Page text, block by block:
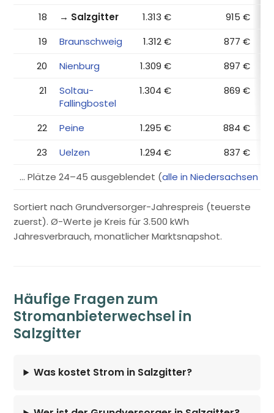
18
→ Salzgitter 1.313 €
915 €
19
Braunschweig 1.312 €
877 €
20
Nienburg 1.309 €
897 €
21
Soltau-
Fallingbostel
1.304 € 869 €
22 Peine 1.295 €
884 €
23
Uelzen 1.294 €
837 €
… Plätze 24–45 ausgeblendet (alle in Niedersachsen →
Sortiert nach Grundversorger-Jahrespreis (teuerste
zuerst). Ø-Werte je Kreis für 3.500 kWh
Jahresverbrauch, monatlicher Marktsnapshot.
Häufige Fragen zum
Stromanbieterwechsel in
Salzgitter
Was kostet Strom in Salzgitter?